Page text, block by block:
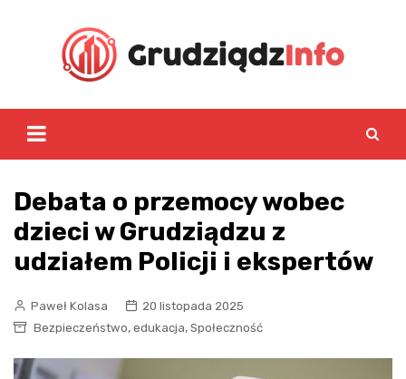
Debata o przemocy wobec
dzieci w Grudziądzu z
udziałem Policji i ekspertów
Paweł Kolasa
20 listopada 2025
Bezpieczeństwo, edukacja, Społeczność